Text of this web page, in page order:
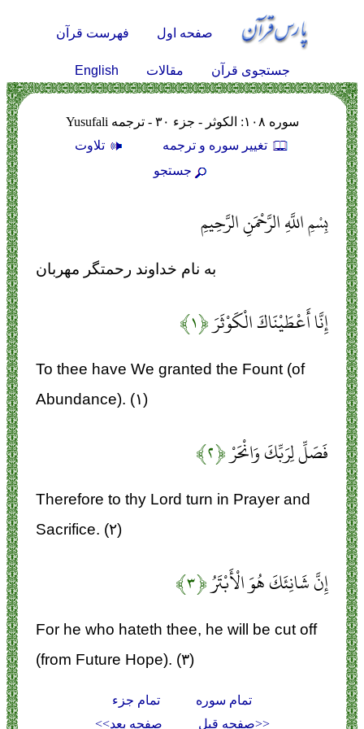
صفحه اول فهرست قرآن
جستجوی قرآن مقالات English
سوره ۱۰۸: الكوثر - جزء ۳۰ - ترجمه Yusufali
تغيير سوره و ترجمه
تلاوت
جستجو
بِسْمِ اللَّهِ الرَّحْمَنِ الرَّحِيمِ
به نام خداوند رحمتگر مهربان
إِنَّا أَعْطَيْنَاكَ الْكَوْثَرَ﴿۱﴾
To thee have We granted the Fount (of
Abundance). (۱)
فَصَلِّ لِرَبِّكَ وَانْحَرْ﴿۲﴾
Therefore to thy Lord turn in Prayer and
Sacrifice. (۲)
إِنَّ شَانِئَكَ هُوَ الْأَبْتَرُ﴿۳﴾
For he who hateth thee, he will be cut off
(from Future Hope). (۳)
تمام سوره
تمام جزء
<<صفحه قبل
صفحه بعد>>